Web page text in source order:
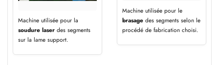
Machine utilisée pour la
soudure laser des segments
sur la lame support.
Machine utilisée pour le
brasage des segments selon le
procédé de fabrication choisi.